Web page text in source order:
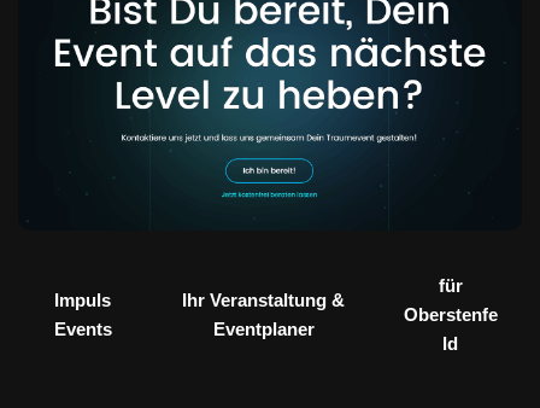
Impuls
Events
Ihr Veranstaltung &
Eventplaner
für
Oberstenfe
ld